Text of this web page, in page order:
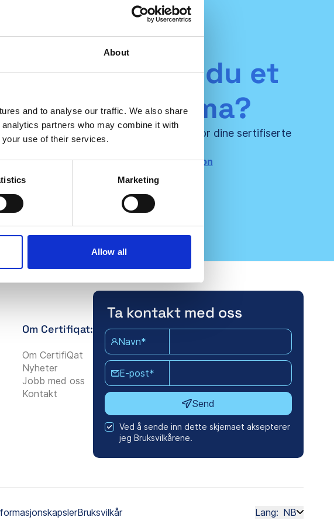
About
and to analyse our traffic. We also share
partners who may combine it with
your use of their services.
Marketing
Allow all
du et
konsulentfirma?
med oss og skap enda større verdi for dine sertifiserte
Kontakt oss for mer informasjon
Om Certifiqat:
Om CertifiQat
Nyheter
Jobb med oss
Kontakt
Ta kontakt med oss
Navn*
E-post*
Send
Ved å sende inn dette skjemaet aksepterer
jeg Bruksvilkårene.
Bruksvilkår Lang: NB